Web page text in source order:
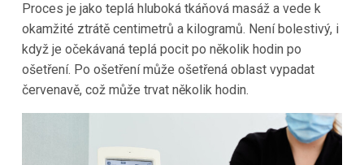
Proces je jako teplá hluboká tkáňová masáž a vede k
okamžité ztrátě centimetrů a kilogramů. Není bolestivý, i
když je očekávaná teplá pocit po několik hodin po
ošetření. Po ošetření může ošetřená oblast vypadat
červenavě, což může trvat několik hodin.